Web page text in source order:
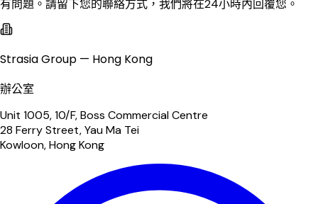
有問題。請留下您的聯絡方式，我們將在24小時內回覆您。
Strasia Group — Hong Kong
辦公室
Unit 1005, 10/F, Boss Commercial Centre
28 Ferry Street, Yau Ma Tei
Kowloon, Hong Kong